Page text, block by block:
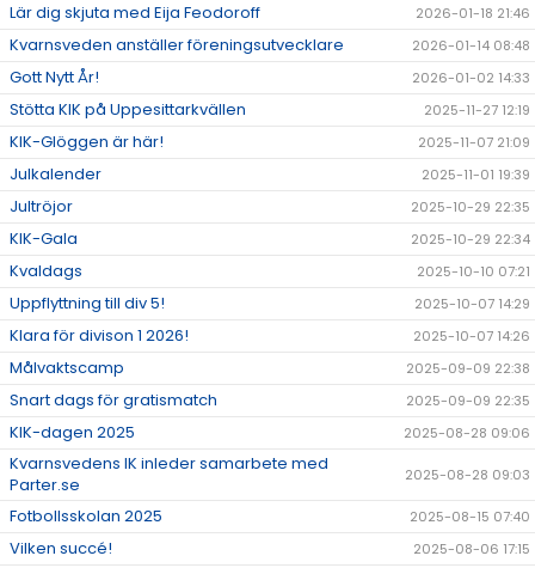
Lär dig skjuta med Eija Feodoroff 2026-01-18 21:46
Kvarnsveden anställer föreningsutvecklare 2026-01-14 08:48
Gott Nytt År! 2026-01-02 14:33
Stötta KIK på Uppesittarkvällen 2025-11-27 12:19
KIK-Glöggen är här! 2025-11-07 21:09
Julkalender 2025-11-01 19:39
Jultröjor 2025-10-29 22:35
KIK-Gala 2025-10-29 22:34
Kvaldags 2025-10-10 07:21
Uppflyttning till div 5! 2025-10-07 14:29
Klara för divison 1 2026! 2025-10-07 14:26
Målvaktscamp 2025-09-09 22:38
Snart dags för gratismatch 2025-09-09 22:35
KIK-dagen 2025 2025-08-28 09:06
Kvarnsvedens IK inleder samarbete med
Parter.se
2025-08-28 09:03
Fotbollsskolan 2025 2025-08-15 07:40
Vilken succé! 2025-08-06 17:15